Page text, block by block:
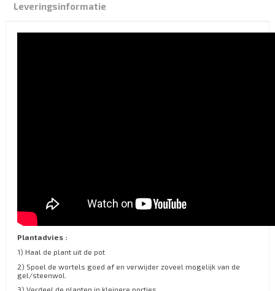
Leveringsinformatie
Plantadvies :
1) Haal de plant uit de pot
2) Spoel de wortels goed af en verwijder zoveel mogelijk van de
gel/steenwol.
3) Verdeel de planten in kleinere porties.